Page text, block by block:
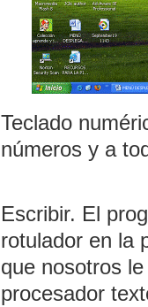
Teclado
números y a
Escribir. El
rotulador en la
que nosotros
procesador